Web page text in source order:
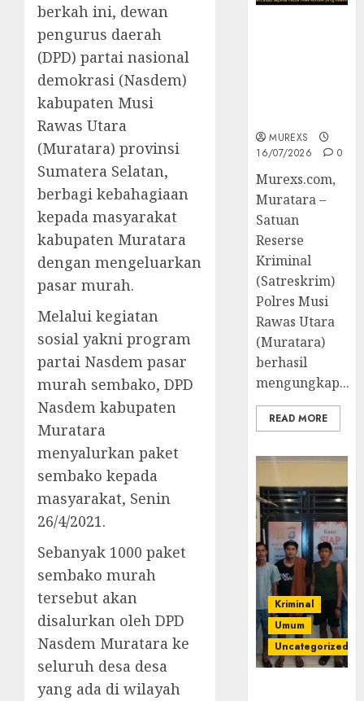
berkah ini, dewan
pengurus daerah
(DPD) partai nasional
demokrasi (Nasdem)
kabupaten Musi
Rawas Utara
(Muratara) provinsi
Sumatera Selatan,
berbagi kebahagiaan
kepada masyarakat
kabupaten Muratara
dengan mengeluarkan
pasar murah.
Melalui kegiatan
sosial yakni program
partai Nasdem pasar
murah sembako, DPD
Nasdem kabupaten
Muratara
menyalurkan paket
sembako kepada
masyarakat, Senin
26/4/2021.
Sebanyak 1000 paket
sembako murah
tersebut akan
disalurkan oleh DPD
Nasdem Muratara ke
seluruh desa desa
yang ada di wilayah
MUREXS
16/07/2026
0
Murexs.com,
Muratara –
Satuan
Reserse
Kriminal
(Satreskrim)
Polres Musi
Rawas Utara
(Muratara)
berhasil
mengungkap...
READ MORE
Kriminal
Umum
Uncategorized